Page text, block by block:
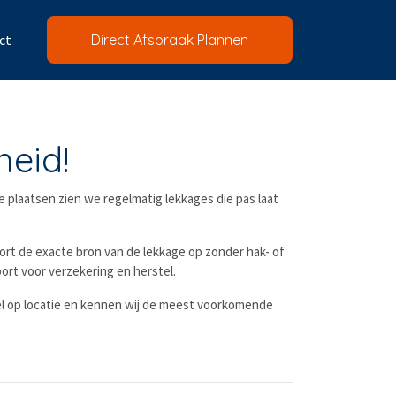
Direct Afspraak Plannen
plaatsen zien we regelmatig lekkages die pas laat
de exacte bron van de lekkage op zonder hak- of
voor verzekering en herstel.
locatie en kennen wij de meest voorkomende